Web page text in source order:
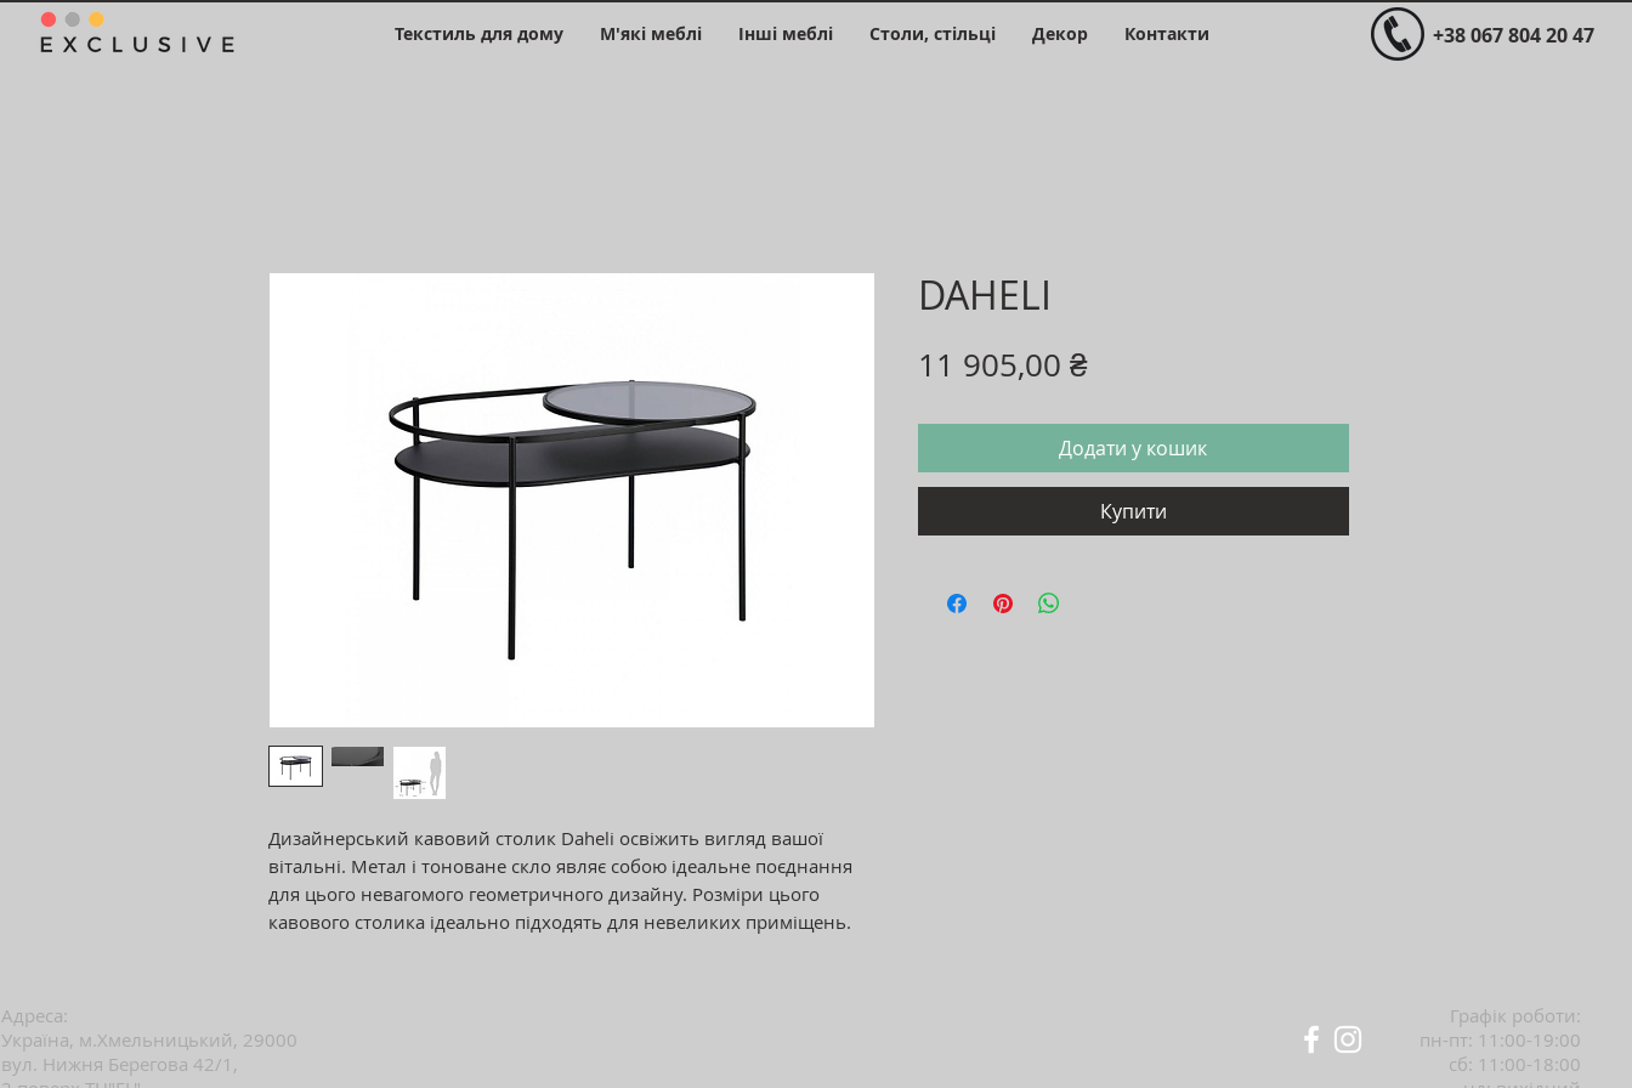
Текстиль для дому М'які меблі Інші меблі Столи, стільці Декор Контакти +38 067 804 20 47
Дизайнерський кавовий столик Daheli освіжить вигляд вашої
вітальні. Метал і тоноване скло являє собою ідеальне поєднання
для цього невагомого геометричного дизайну. Розміри цього
кавового столика ідеально підходять для невеликих приміщень.
DAHELI
11 905,00 ₴Ціна
Додати у кошик
Купити
Адреса:
Україна, м.Хмельницький, 29000
вул. Нижня Берегова 42/1,
Графік роботи:
пн-пт: 11:00-19:00
сб: 11:00-18:00